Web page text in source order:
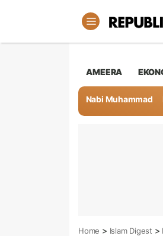
AMEERA
Nabi Muhammad
Home > Islam Digest >